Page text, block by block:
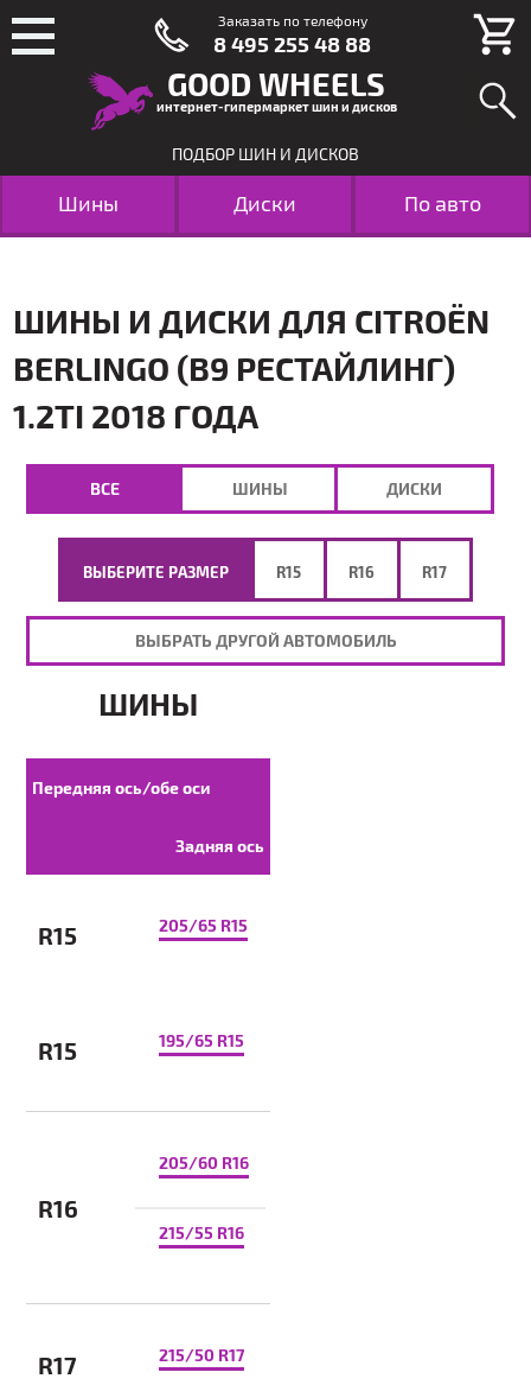
GOOD WHEELS
интернет-гипермаркет шин и дисков
ПОДБОР ШИН И ДИСКОВ
Шины Диски По авто
ШИНЫ И ДИСКИ ДЛЯ CITROËN
BERLINGO (B9 РЕСТАЙЛИНГ)
1.2TI 2018 ГОДА
ВЫБЕРИТЕ РАЗМЕР R15 R16 R17
ВЫБРАТЬ ДРУГОЙ АВТОМОБИЛЬ
ВСЕ ШИНЫ ДИСКИ
ШИНЫ
Передняя ось/обе оси
Задняя ось
R15 205/65 R15
R15 195/65 R15
R16
205/60 R16
215/55 R16
R17 215/50 R17
Заказать по телефону
8 495 255 48 88